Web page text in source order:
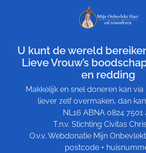
U kunt de wereld
Lieve Vrouw’s
en redding
Makkelijk en snel doneren kan via
liever zelf overmaken, dan
NL16 ABNA 0824 7501
T.n.v. Stichting Civitas
O.v.v. Webdonatie Mijn
postcode +